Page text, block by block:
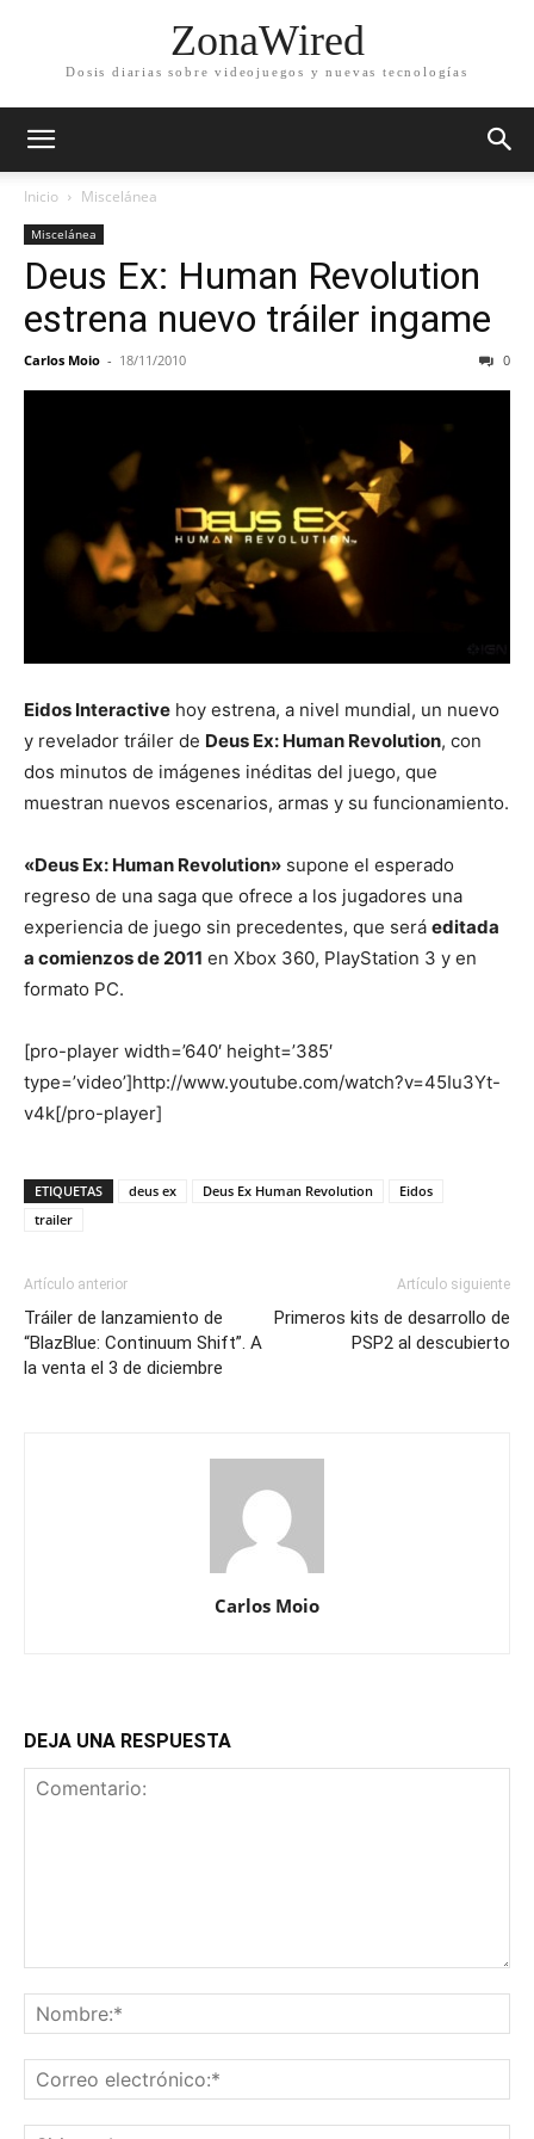
ZonaWired
Dosis diarias sobre videojuegos y nuevas tecnologías
Inicio Miscelánea
Miscelánea
Deus Ex: Human Revolution
estrena nuevo tráiler ingame
Carlos Moio - 18/11/2010 0
Eidos Interactive hoy estrena, a nivel mundial, un nuevo
y revelador tráiler de Deus Ex: Human Revolution, con
dos minutos de imágenes inéditas del juego, que
muestran nuevos escenarios, armas y su funcionamiento.
«Deus Ex: Human Revolution» supone el esperado
regreso de una saga que ofrece a los jugadores una
experiencia de juego sin precedentes, que será editada
a comienzos de 2011 en Xbox 360, PlayStation 3 y en
formato PC.
[pro-player width=’640′ height=’385′
type=’video’]http://www.youtube.com/watch?v=45Iu3Yt-
v4k[/pro-player]
ETIQUETAS deus ex Deus Ex Human Revolution
Eidos
trailer
Artículo anterior
Tráiler de lanzamiento de
“BlazBlue: Continuum Shift”. A
la venta el 3 de diciembre
Artículo siguiente
Primeros kits de desarrollo de
PSP2 al descubierto
Carlos Moio
DEJA UNA RESPUESTA